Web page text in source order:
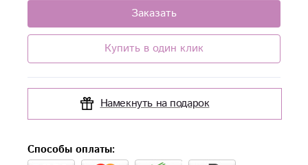
Заказать
Купить в один клик
Намекнуть на подарок
Способы оплаты: